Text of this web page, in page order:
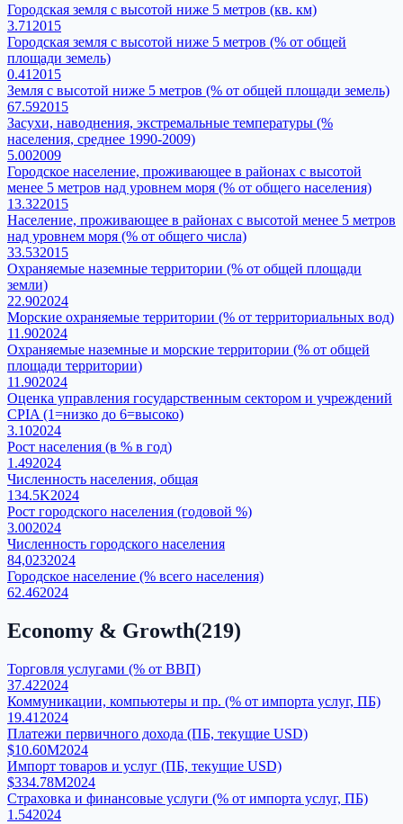
Городская земля с высотой ниже 5 метров (кв. км)
3.71 2015
Городская земля с высотой ниже 5 метров (% от общей
площади земель)
0.41 2015
Земля с высотой ниже 5 метров (% от общей площади земель)
67.592015
Засухи, наводнения, экстремальные температуры (%
населения, среднее 1990-2009)
5.002009
Городское население, проживающее в районах с высотой
менее 5 метров над уровнем моря (% от общего населения)
13.322015
Население, проживающее в районах с высотой менее 5 метров
над уровнем моря (% от общего числа)
33.532015
Охраняемые наземные территории (% от общей площади
земли)
22.902024
Морские охраняемые территории (% от территориальных вод)
11.902024
Охраняемые наземные и морские территории (% от общей
площади территории)
11.902024
Оценка управления государственным сектором и учреждений
CPIA (1=низко до 6=высоко)
3.102024
Рост населения (в % в год)
1.492024
Численность населения, общая
134.5K2024
Рост городского населения (годовой %)
3.002024
Численность городского населения
84,0232024
Городское население (% всего населения)
62.462024
Economy & Growth(219)
Торговля услугами (% от ВВП)
37.422024
Коммуникации, компьютеры и пр. (% от импорта услуг, ПБ)
19.41 2024
Платежи первичного дохода (ПБ, текущие USD)
$10.60M2024
Импорт товаров и услуг (ПБ, текущие USD)
$334.78M2024
Страховка и финансовые услуги (% от импорта услуг, ПБ)
1.542024